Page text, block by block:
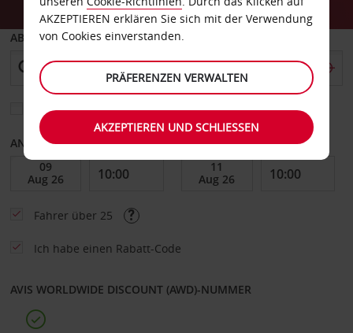
ABHOLEN VON
Eine andere Rückgabestation auswählen
ANFANGSDATUM ENDDATUM
Fahrer über 25
Ich habe einen Rabatt-Code
AVIS WORLDWIDE DISCOUNT (AWD)-NUMMER
AKZEPTIEREN erklären Sie sich mit der Verwendung
von Cookies einverstanden.
PRÄFERENZEN VERWALTEN
AKZEPTIEREN UND SCHLIESSEN